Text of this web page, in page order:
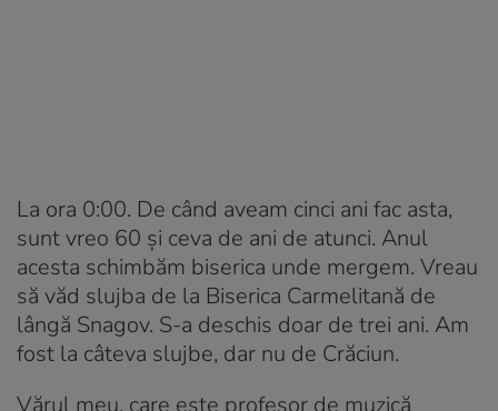
La ora 0:00. De când aveam cinci ani fac asta,
sunt vreo 60 și ceva de ani de atunci. Anul
acesta schimbăm biserica unde mergem. Vreau
să văd slujba de la Biserica Carmelitană de
lângă Snagov. S-a deschis doar de trei ani. Am
fost la câteva slujbe, dar nu de Crăciun.